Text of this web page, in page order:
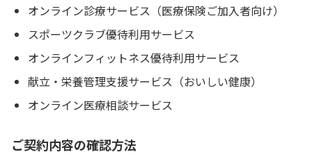
オンライン診療サービス（医療保険ご加入者向け）
スポーツクラブ優待利用サービス
オンラインフィットネス優待利用サービス
献立・栄養管理支援サービス（おいしい健康）
オンライン医療相談サービス
ご契約内容の確認方法